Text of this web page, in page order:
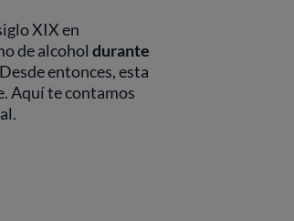
XIX en
de alcohol durante
entonces, esta
Aquí te contamos